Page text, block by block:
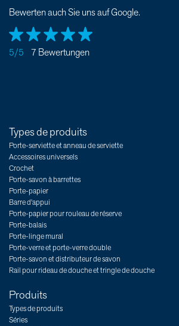
Bewerten auch Sie uns auf Google.
5/5 7 Bewertungen
Types de produits
Porte-serviette et anneau de serviette
Accessoires universels
Crochet
Porte-savon à barrettes
Porte-papier
Barre d'appui
Porte-papier pour rouleau de réserve
Porte-balais
Porte-linge mural
Porte-verre et porte-verre double
Porte-savon et distributeur de savon
Rail pour rideau de douche et tringle de douche
Produits
Types de produits
Séries